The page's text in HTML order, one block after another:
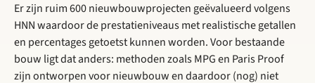
Er zijn ruim 600 nieuwbouwprojecten geëvalueerd volgens
HNN waardoor de prestatieniveaus met realistische getallen
en percentages getoetst kunnen worden. Voor bestaande
bouw ligt dat anders: methoden zoals MPG en Paris Proof
zijn ontworpen voor nieuwbouw en daardoor (nog) niet